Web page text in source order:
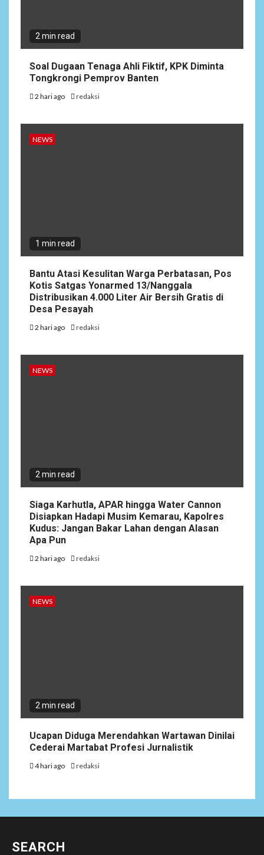
2
Bantu Atasi Kesulitan Warga
Perbatasan, Pos Kotis
Satgas Yonarmed
4.000 Liter Air Bersih Gratis
4 NEWS
Ucapan Diduga
Merendahkan Wartawan
Profesi Jurnalistik
2 min read
Soal Dugaan Tenaga Ahli Fiktif, KPK Diminta
Tongkrongi Pemprov Banten
2 hari ago redaksi
NEWS
1 min read
Bantu Atasi Kesulitan Warga Perbatasan, Pos
Kotis Satgas Yonarmed 13/Nanggala
Distribusikan 4.000 Liter Air Bersih Gratis di
Desa Pesayah
2 hari ago redaksi
NEWS
2 min read
Siaga Karhutla, APAR hingga Water Cannon
Disiapkan Hadapi Musim Kemarau, Kapolres
Kudus: Jangan Bakar Lahan dengan Alasan
Apa Pun
2 hari ago redaksi
NEWS
2 min read
Ucapan Diduga Merendahkan Wartawan Dinilai
Cederai Martabat Profesi Jurnalistik
4 hari ago redaksi
SEARCH